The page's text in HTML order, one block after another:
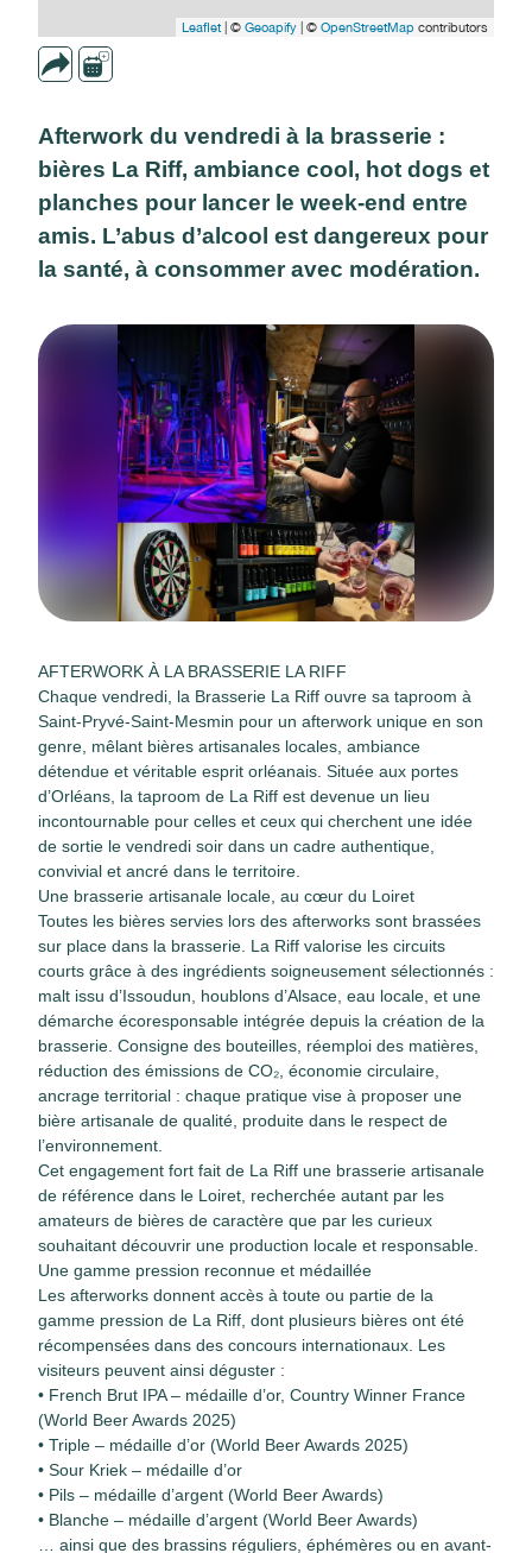
Leaflet| © Geoapify | © OpenStreetMap contributors
Afterwork du vendredi à la brasserie :
bières La Riff, ambiance cool, hot dogs et
planches pour lancer le week-end entre
amis. L’abus d’alcool est dangereux pour
la santé, à consommer avec modération.
AFTERWORK À LA BRASSERIE LA RIFF
Chaque vendredi, la Brasserie La Riff ouvre sa taproom à
Saint-Pryvé-Saint-Mesmin pour un afterwork unique en son
genre, mêlant bières artisanales locales, ambiance
détendue et véritable esprit orléanais. Située aux portes
d’Orléans, la taproom de La Riff est devenue un lieu
incontournable pour celles et ceux qui cherchent une idée
de sortie le vendredi soir dans un cadre authentique,
convivial et ancré dans le territoire.
Une brasserie artisanale locale, au cœur du Loiret
Toutes les bières servies lors des afterworks sont brassées
sur place dans la brasserie. La Riff valorise les circuits
courts grâce à des ingrédients soigneusement sélectionnés :
malt issu d’Issoudun, houblons d’Alsace, eau locale, et une
démarche écoresponsable intégrée depuis la création de la
brasserie. Consigne des bouteilles, réemploi des matières,
réduction des émissions de CO₂, économie circulaire,
ancrage territorial : chaque pratique vise à proposer une
bière artisanale de qualité, produite dans le respect de
l’environnement.
Cet engagement fort fait de La Riff une brasserie artisanale
de référence dans le Loiret, recherchée autant par les
amateurs de bières de caractère que par les curieux
souhaitant découvrir une production locale et responsable.
Une gamme pression reconnue et médaillée
Les afterworks donnent accès à toute ou partie de la
gamme pression de La Riff, dont plusieurs bières ont été
récompensées dans des concours internationaux. Les
visiteurs peuvent ainsi déguster :
• French Brut IPA – médaille d’or, Country Winner France
(World Beer Awards 2025)
• Triple – médaille d’or (World Beer Awards 2025)
• Sour Kriek – médaille d’or
• Pils – médaille d’argent (World Beer Awards)
• Blanche – médaille d’argent (World Beer Awards)
… ainsi que des brassins réguliers, éphémères ou en avant-